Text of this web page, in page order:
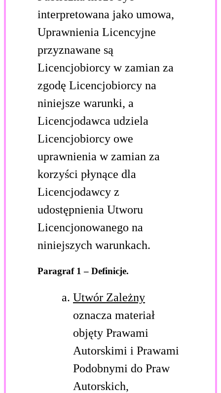
interpretowana jako umowa,
Uprawnienia Licencyjne
przyznawane są
Licencjobiorcy w zamian za
zgodę Licencjobiorcy na
niniejsze warunki, a
Licencjodawca udziela
Licencjobiorcy owe
uprawnienia w zamian za
korzyści płynące dla
Licencjodawcy z
udostępnienia Utworu
Licencjonowanego na
niniejszych warunkach.
Paragraf 1 – Definicje.
Utwór Zależny
oznacza materiał
objęty Prawami
Autorskimi i Prawami
Podobnymi do Praw
Autorskich,